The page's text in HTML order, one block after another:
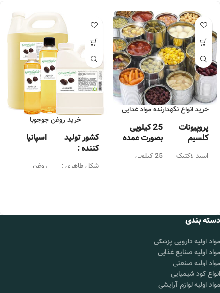
خرید انواع نگهدارنده مواد غذایی
پروپیونات
کلسیم
25 کیلویی
بصورت عمده
اسید لاکتیک
25 کیلویی
پتاسیم
بصورت عمده
گوگرد و
سولفیت​
بصورت عمده
دی اکسید
کربن​
قیمت :
تماس بگیرید.
خرید روغن جوجوبا
کشور تولید
کننده :
اسپانیا
شکل ظاهری :
روغن
بسته بندی :
گالن 25
دسته بندی
مواد اولیه دارویی پزشکی
مواد اولیه صنایع غذایی
مواد اولیه صنعتی
انواع کود شیمیایی
مواد اولیه لوازم آرایشی